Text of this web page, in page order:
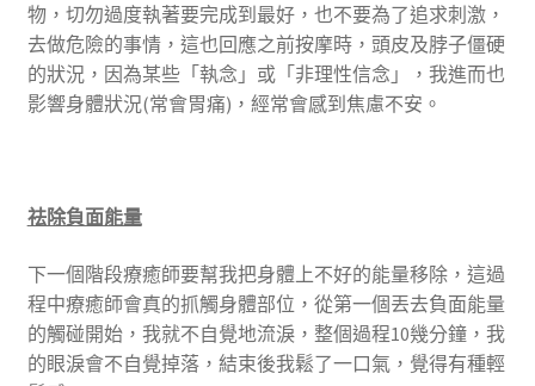
物，切勿過度執著要完成到最好，也不要為了追求刺激，
去做危險的事情，這也回應之前按摩時，頭皮及脖子僵硬
的狀況，因為某些「執念」或「非理性信念」，我進而也
影響身體狀況(常會胃痛)，經常會感到焦慮不安。
祛除負面能量
下一個階段療癒師要幫我把身體上不好的能量移除，這過
程中療癒師會真的抓觸身體部位，從第一個丟去負面能量
的觸碰開始，我就不自覺地流淚，整個過程10幾分鐘，我
的眼淚會不自覺掉落，結束後我鬆了一口氣，覺得有種輕